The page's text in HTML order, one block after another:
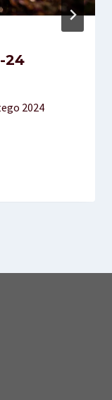
24
2024